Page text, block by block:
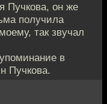
Пучкова, он же
получила
так звучал
в
Пучкова.